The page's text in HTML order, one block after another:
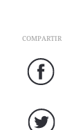
COMPARTIR
Facebook